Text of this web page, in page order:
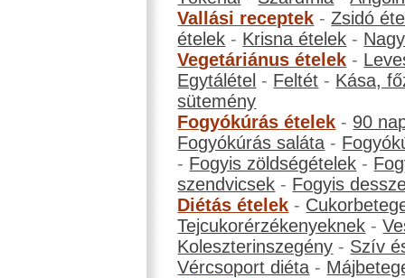
Vallási receptek -Zsidó
ételek - Krisna ételek -
Vegetáriánus ételek -
Egytálétel - Feltét - Kása,
sütemény
Fogyókúrás ételek - 90
Fogyókúrás saláta -
- Fogyis zöldségételek -
szendvicsek - Fogyis
Diétás ételek -
Tejcukorérzékenyeknek -
Koleszterinszegény - Szív
Vércsoport diéta -